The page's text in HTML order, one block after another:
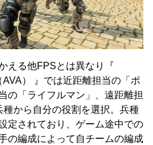
える他FPSとは異なり『
） 』では近距離担当の「ポ
の「ライフルマン」、遠距離担
から自分の役割を選択。兵種
定されており、ゲーム途中での
の編成によって自チームの編成